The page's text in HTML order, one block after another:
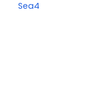
Sea4